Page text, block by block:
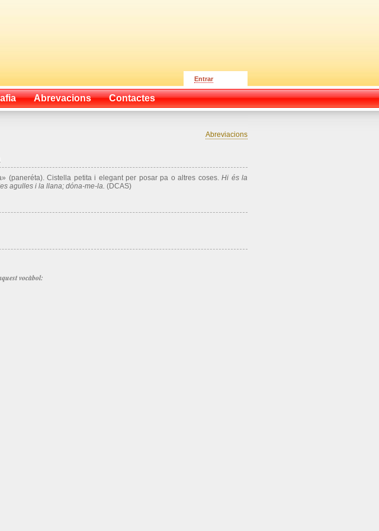
Entrar
Abrevacions Contactes
Abreviacions
(paneréta). Cistella petita i elegant per posar pa o altres coses. Hi és la
agulles i la llana; dóna-me-la. (DCAS)
vocàbol: